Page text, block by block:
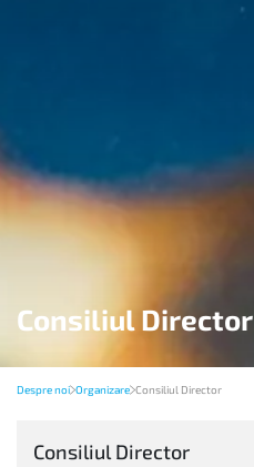
Consiliul Director
Despre noi Organizare Consiliul Director
Consiliul Director